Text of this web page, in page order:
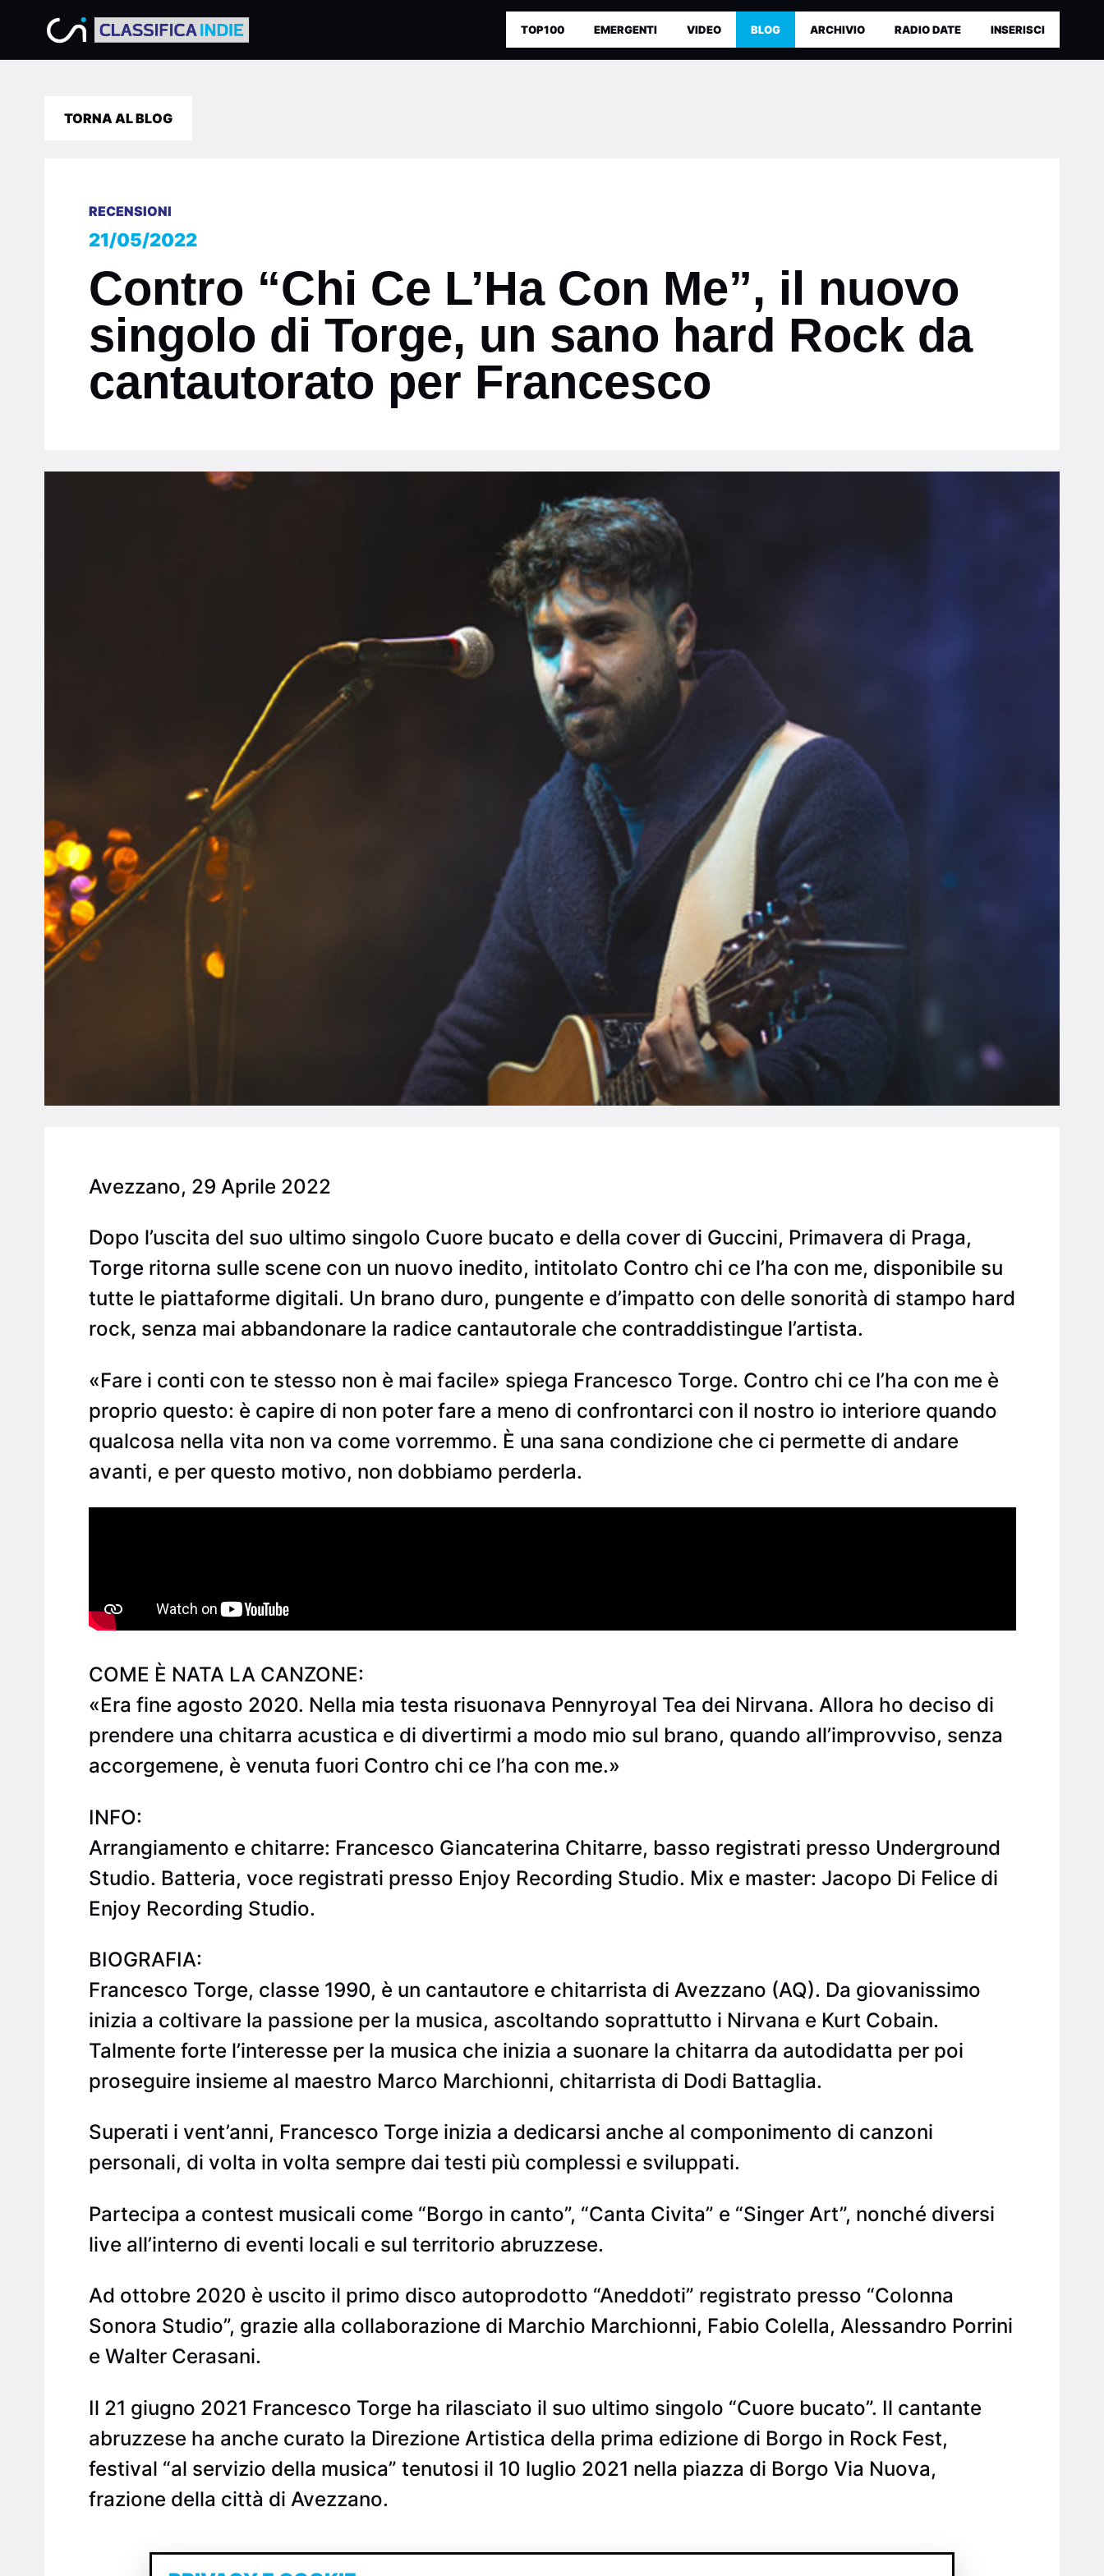
TOP100 EMERGENTI VIDEO BLOG ARCHIVIO RADIO DATE INSERISCI
TORNA AL BLOG
RECENSIONI
21/05/2022
Contro “Chi Ce L’Ha Con Me”, il nuovo
singolo di Torge, un sano hard Rock da
cantautorato per Francesco
Avezzano, 29 Aprile 2022
Dopo l’uscita del suo ultimo singolo Cuore bucato e della cover di Guccini, Primavera di Praga,
Torge ritorna sulle scene con un nuovo inedito, intitolato Contro chi ce l’ha con me, disponibile su
tutte le piattaforme digitali. Un brano duro, pungente e d’impatto con delle sonorità di stampo hard
rock, senza mai abbandonare la radice cantautorale che contraddistingue l’artista.
«Fare i conti con te stesso non è mai facile» spiega Francesco Torge. Contro chi ce l’ha con me è
proprio questo: è capire di non poter fare a meno di confrontarci con il nostro io interiore quando
qualcosa nella vita non va come vorremmo. È una sana condizione che ci permette di andare
avanti, e per questo motivo, non dobbiamo perderla.
COME È NATA LA CANZONE:
«Era fine agosto 2020. Nella mia testa risuonava Pennyroyal Tea dei Nirvana. Allora ho deciso di
prendere una chitarra acustica e di divertirmi a modo mio sul brano, quando all’improvviso, senza
accorgemene, è venuta fuori Contro chi ce l’ha con me.»
INFO:
Arrangiamento e chitarre: Francesco Giancaterina Chitarre, basso registrati presso Underground
Studio. Batteria, voce registrati presso Enjoy Recording Studio. Mix e master: Jacopo Di Felice di
Enjoy Recording Studio.
BIOGRAFIA:
Francesco Torge, classe 1990, è un cantautore e chitarrista di Avezzano (AQ). Da giovanissimo
inizia a coltivare la passione per la musica, ascoltando soprattutto i Nirvana e Kurt Cobain.
Talmente forte l’interesse per la musica che inizia a suonare la chitarra da autodidatta per poi
proseguire insieme al maestro Marco Marchionni, chitarrista di Dodi Battaglia.
Superati i vent’anni, Francesco Torge inizia a dedicarsi anche al componimento di canzoni
personali, di volta in volta sempre dai testi più complessi e sviluppati.
Partecipa a contest musicali come “Borgo in canto”, “Canta Civita” e “Singer Art”, nonché diversi
live all’interno di eventi locali e sul territorio abruzzese.
Ad ottobre 2020 è uscito il primo disco autoprodotto “Aneddoti” registrato presso “Colonna
Sonora Studio”, grazie alla collaborazione di Marchio Marchionni, Fabio Colella, Alessandro Porrini
e Walter Cerasani.
Il 21 giugno 2021 Francesco Torge ha rilasciato il suo ultimo singolo “Cuore bucato”. Il cantante
abruzzese ha anche curato la Direzione Artistica della prima edizione di Borgo in Rock Fest,
festival “al servizio della musica” tenutosi il 10 luglio 2021 nella piazza di Borgo Via Nuova,
frazione della città di Avezzano.